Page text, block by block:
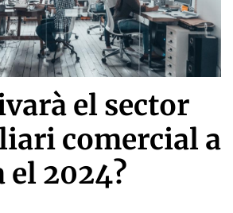
el sector
comercial a
el 2024?